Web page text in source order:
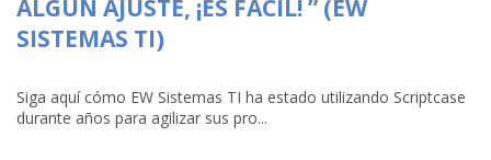
ALGÚN AJUSTE, ¡ES FÁCIL! ” (EW
SISTEMAS TI)
Siga aquí cómo EW Sistemas TI ha estado utilizando Scriptcase
durante años para agilizar sus pro...